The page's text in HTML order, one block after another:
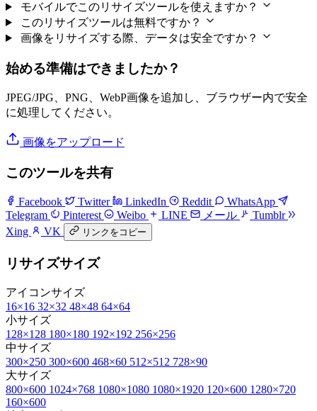
モバイルでこのリサイズツールを使えますか？
このリサイズツールは無料ですか？
画像をリサイズする際、データは安全ですか？
始める準備はできましたか？
JPEG/JPG、PNG、WebP画像を追加し、ブラウザー内で安全
に処理してください。
画像をアップロード
このツールを共有
Facebook Twitter LinkedIn Reddit
WhatsApp
Telegram
Pinterest Weibo LINE メール
Tumblr
Xing
VK リンクをコピー
リサイズサイズ
アイコンサイズ
16×16 32×32 48×48 64×64
小サイズ
128×128 180×180 192×192 256×256
中サイズ
300×250 300×600 468×60 512×512 728×90
大サイズ
800×600 1024×768 1080×1080 1080×1920 120×600 1280×720
160×600